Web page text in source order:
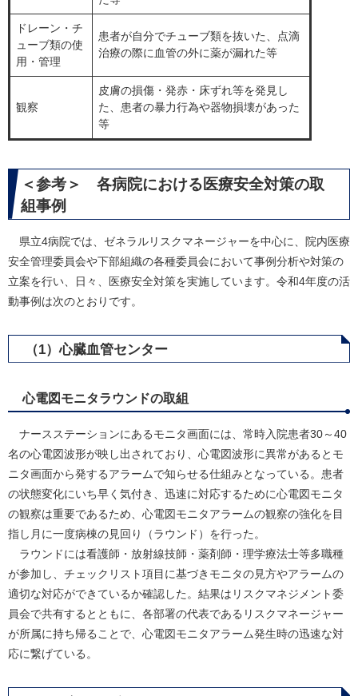
ドレーン・チ
ューブ類の使
用・管理
患者が自分でチューブ類を抜いた、点滴
治療の際に血管の外に薬が漏れた等
観察
皮膚の損傷・発赤・床ずれ等を発見し
た、患者の暴力行為や器物損壊があった
等
＜参考＞ 各病院における医療安全対策の取
組事例
県立4病院では、ゼネラルリスクマネージャーを中心に、院内医療
安全管理委員会や下部組織の各種委員会において事例分析や対策の
立案を行い、日々、医療安全対策を実施しています。令和4年度の活
動事例は次のとおりです。
（1）心臓血管センター
心電図モニタラウンドの取組
ナースステーションにあるモニタ画面には、常時入院患者30～40
名の心電図波形が映し出されており、心電図波形に異常があるとモ
ニタ画面から発するアラームで知らせる仕組みとなっている。患者
の状態変化にいち早く気付き、迅速に対応するために心電図モニタ
の観察は重要であるため、心電図モニタアラームの観察の強化を目
指し月に一度病棟の見回り（ラウンド）を行った。
ラウンドには看護師・放射線技師・薬剤師・理学療法士等多職種
が参加し、チェックリスト項目に基づきモニタの見方やアラームの
適切な対応ができているか確認した。結果はリスクマネジメント委
員会で共有するとともに、各部署の代表であるリスクマネージャー
が所属に持ち帰ることで、心電図モニタアラーム発生時の迅速な対
応に繋げている。